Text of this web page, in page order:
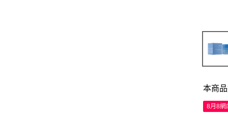
本商
8月8網